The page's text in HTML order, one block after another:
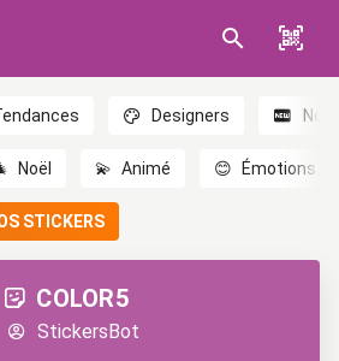
Designers
Noël 💫 Animé 😊 Émotions
STICKERS
COLOR5
StickersBot